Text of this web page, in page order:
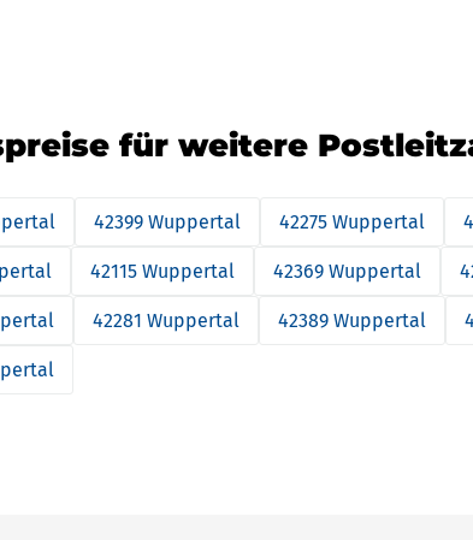
für weitere
42399 Wuppertal 42275 Wuppertal
42115 Wuppertal 42369 Wuppertal
42281 Wuppertal 42389 Wuppertal